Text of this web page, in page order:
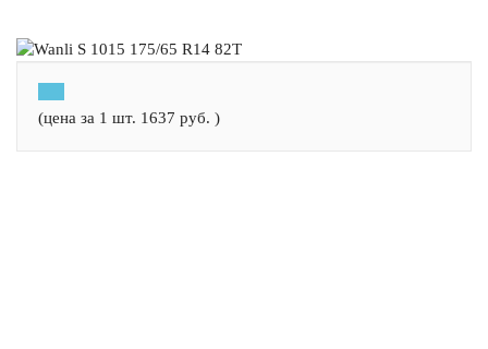
(цена за 1 шт. 1637 руб. )